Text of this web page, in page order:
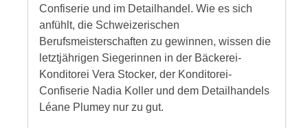
Confiserie und im Detailhandel. Wie es sich
anfühlt, die Schweizerischen
Berufsmeisterschaften zu gewinnen, wissen die
letztjährigen Siegerinnen in der Bäckerei-
Konditorei Vera Stocker, der Konditorei-
Confiserie Nadia Koller und dem Detailhandels
Léane Plumey nur zu gut.